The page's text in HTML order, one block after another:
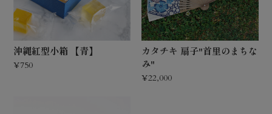
沖縄紅型小箱 【青】
¥750
カタチキ 扇子"首里のまちな
み"
¥22,000